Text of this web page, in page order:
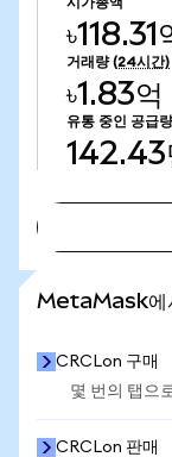
৳118.31
거래량 (24시간)
৳1.83억
유통 중인 공급량
142.43
MetaMask에
CRCLon 구매
몇 번의 탭으
CRCLon 판매